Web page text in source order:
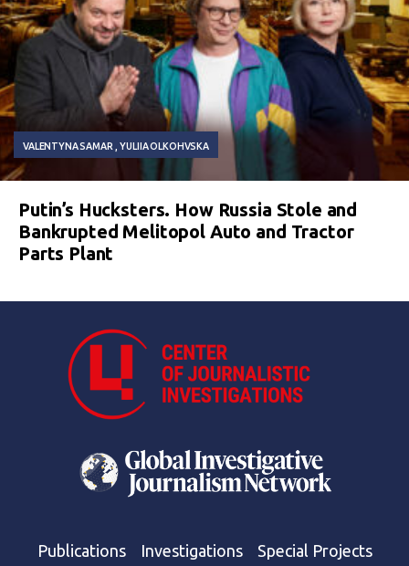
VALENTYNA SAMAR YULIIA OLKOHVSKA
Putin’s Hucksters. How Russia Stole and
Bankrupted Melitopol Auto and Tractor
Parts Plant
Publications Investigations Special Projects